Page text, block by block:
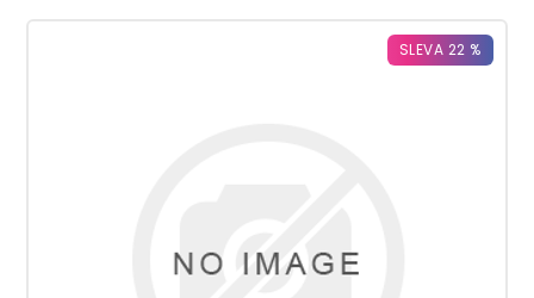
SLEVA 22 %